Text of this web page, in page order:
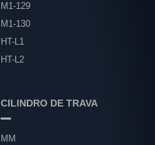
M1-129
M1-130
HT-L1
HT-L2
CILINDRO DE TRAVA
MM